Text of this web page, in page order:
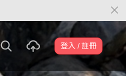
登入 / 註冊